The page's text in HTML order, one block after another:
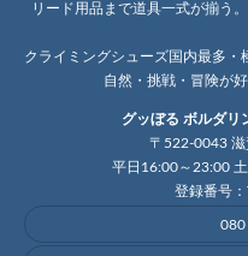
リード用品まで道具一式が揃う
クライミングシューズ国内最多・
自然・挑戦・冒険が
グッぼる ボルダリ
〒522-0043
平日16:00～23:00
登録番号
080